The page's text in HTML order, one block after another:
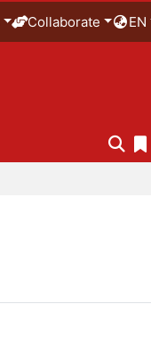
Collaborate EN